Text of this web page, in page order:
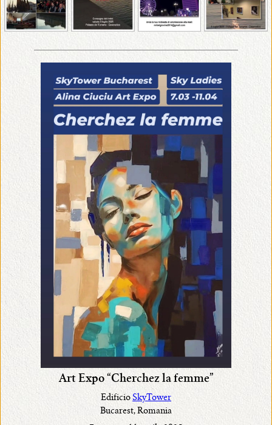
Art Expo “Cherchez la femme”
Edificio SkyTower
Bucarest, Romania